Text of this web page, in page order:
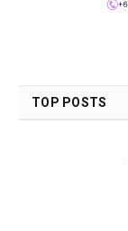
TOP POSTS